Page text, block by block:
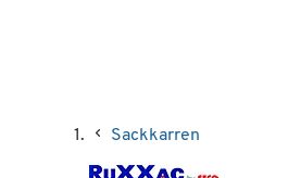
Sackkarren